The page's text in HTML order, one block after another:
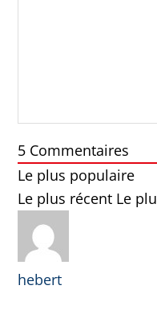
5 Commentaires
Le plus populaire
Le plus récent Le
hebert